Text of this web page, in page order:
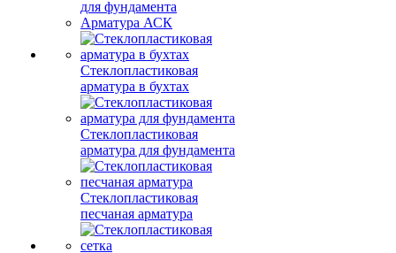
для фундамента
Арматура АСК
Стеклопластиковая
арматура в бухтах
Стеклопластиковая
арматура для фундамента
Стеклопластиковая
песчаная арматура